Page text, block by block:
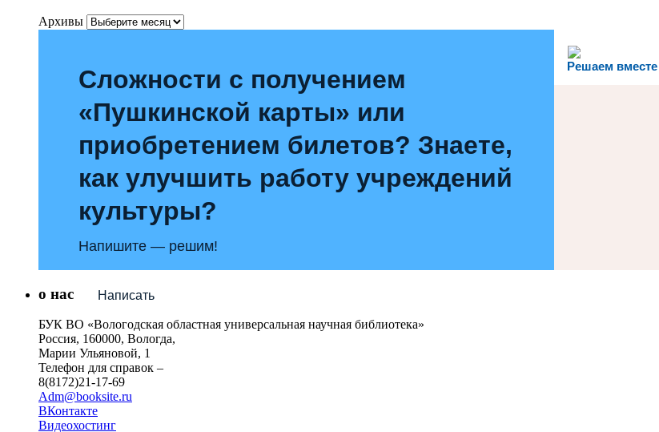
Архивы
Решаем вместе
Сложности с получением
«Пушкинской карты» или
приобретением билетов? Знаете,
как улучшить работу учреждений
культуры?
Напишите — решим!
Написать
о нас
БУК ВО «Вологодская областная универсальная научная библиотека»
Россия, 160000, Вологда,
Марии Ульяновой, 1
Телефон для справок –
8(8172)21-17-69
Adm@booksite.ru
ВКонтакте
Видеохостинг